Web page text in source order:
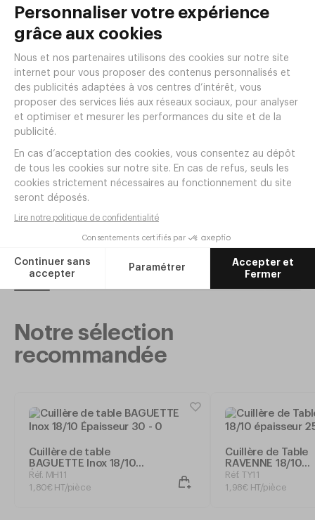
Articles complémentaires
18/10 Épaisseur 25
Réf. AL91 1,45 € HT/pièce
17,40€ HT
Notre sélection
recommandée
Cuillère de table
BAGUETTE Inox 18/10
Épaisseur 30
Réf. MH11
1 80€ HT/pièce
Cuillère de Table
RAVENNE 18/10
épaisseur 25 -
Réf. TY11
1 98€ HT/pièce